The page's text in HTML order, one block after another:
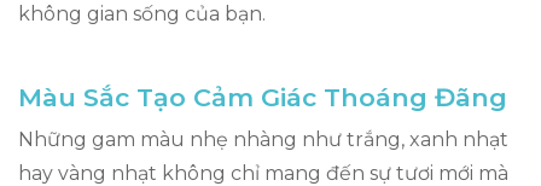
không gian sống của bạn.
Màu Sắc Tạo Cảm Giác Thoáng Đãng
Những gam màu nhẹ nhàng như trắng, xanh nhạt
hay vàng nhạt không chỉ mang đến sự tươi mới mà